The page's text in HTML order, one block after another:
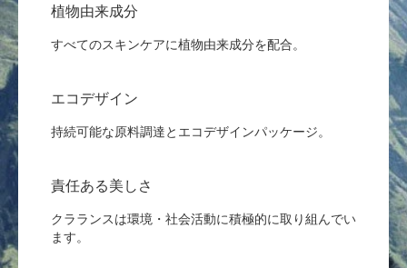
植物由来成分
すべてのスキンケアに植物由来成分を配合。
エコデザイン
持続可能な原料調達とエコデザインパッケージ。
責任ある美しさ
クラランスは環境・社会活動に積極的に取り組んでい
ます。